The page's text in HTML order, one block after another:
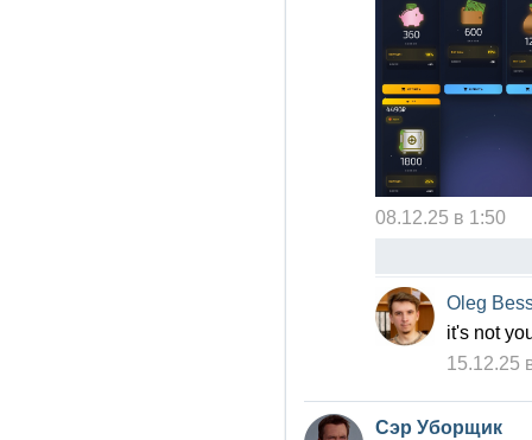
08.12.25 в 1:50
Oleg
it's not
15.12.25
Сэр Уборщик